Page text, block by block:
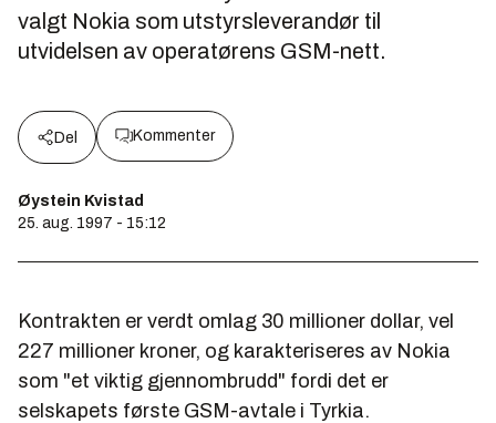
valgt Nokia som utstyrsleverandør til
utvidelsen av operatørens GSM-nett.
Del Kommenter
Øystein Kvistad
25. aug. 1997 - 15:12
Kontrakten er verdt omlag 30 millioner dollar, vel
227 millioner kroner, og karakteriseres av Nokia
som "et viktig gjennombrudd" fordi det er
selskapets første GSM-avtale i Tyrkia.